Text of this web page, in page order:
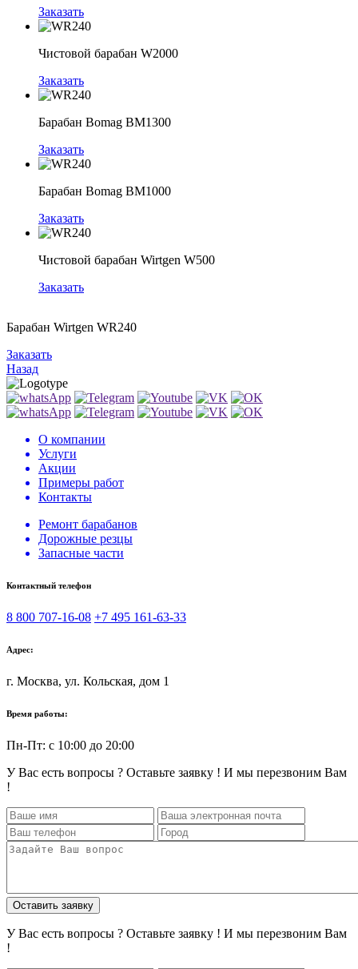
Заказать
Чистовой барабан W2000
Заказать
Барабан Bomag BM1300
Заказать
Барабан Bomag BM1000
Заказать
Чистовой барабан Wirtgen W500
Заказать
Барабан Wirtgen WR240
Заказать
Назад
О компании
Услуги
Акции
Примеры работ
Контакты
Ремонт барабанов
Дорожные резцы
Запасные части
Контактный телефон
8 800 707-16-08 +7 495 161-63-33
Адрес:
г. Москва, ул. Кольская, дом 1
Время работы:
Пн-Пт: с 10:00 до 20:00
У Вас есть вопросы ? Оставьте заявку ! И мы перезвоним Вам
!
Оставить заявку
У Вас есть вопросы ? Оставьте заявку ! И мы перезвоним Вам
!